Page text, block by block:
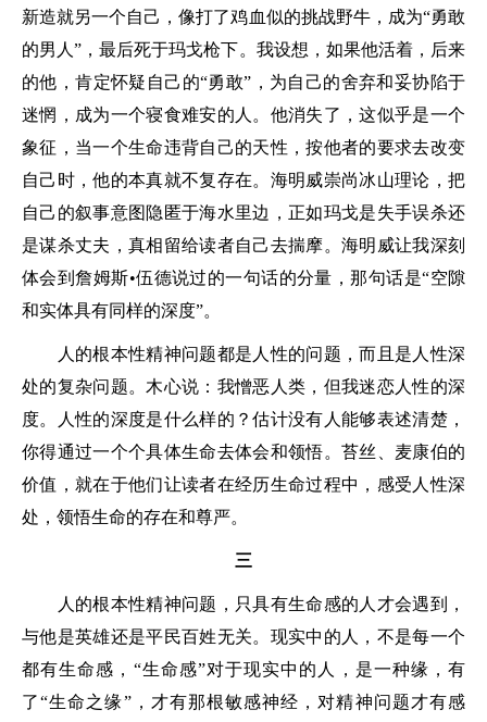
新造就另一个自己，像打了鸡血似的挑战野牛，成为“勇敢
的男人”，最后死于玛戈枪下。我设想，如果他活着，后来
的他，肯定怀疑自己的“勇敢”，为自己的舍弃和妥协陷于
迷惘，成为一个寝食难安的人。他消失了，这似乎是一个
象征，当一个生命违背自己的天性，按他者的要求去改变
自己时，他的本真就不复存在。海明威崇尚冰山理论，把
自己的叙事意图隐匿于海水里边，正如玛戈是失手误杀还
是谋杀丈夫，真相留给读者自己去揣摩。海明威让我深刻
体会到詹姆斯•伍德说过的一句话的分量，那句话是“空隙
和实体具有同样的深度”。
人的根本性精神问题都是人性的问题，而且是人性深
处的复杂问题。木心说：我憎恶人类，但我迷恋人性的深
度。人性的深度是什么样的？估计没有人能够表述清楚，
你得通过一个个具体生命去体会和领悟。苔丝、麦康伯的
价值，就在于他们让读者在经历生命过程中，感受人性深
处，领悟生命的存在和尊严。
三
人的根本性精神问题，只具有生命感的人才会遇到，
与他是英雄还是平民百姓无关。现实中的人，不是每一个
都有生命感，“生命感”对于现实中的人，是一种缘，有
了“生命之缘”，才有那根敏感神经，对精神问题才有感